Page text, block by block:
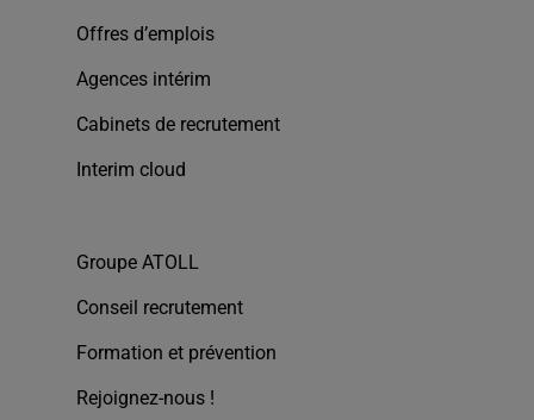
Offres d’emplois
Agences intérim
Cabinets de recrutement
Interim cloud
Groupe ATOLL
Conseil recrutement
Formation et prévention
Rejoignez-nous !